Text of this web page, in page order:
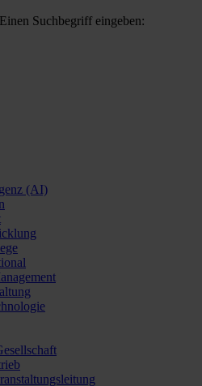
Einen Suchbegriff eingeben:
(AI)